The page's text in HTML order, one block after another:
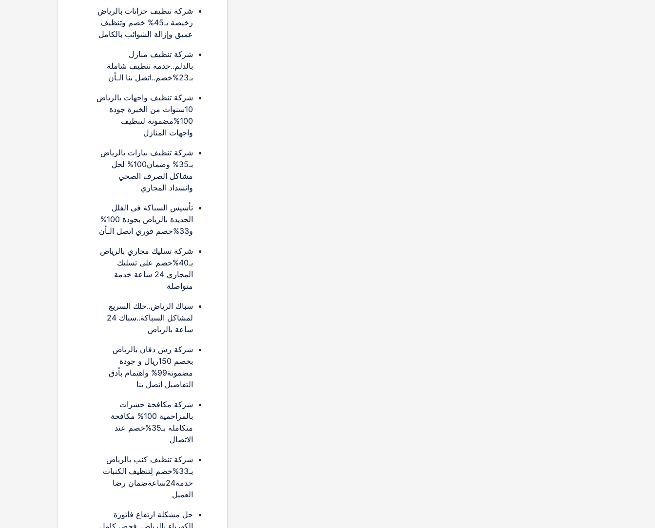
شركة تنظيف خزانات بالرياض
رخيصة بـ45% خصم وتنظيف
عميق وإزالة الشوائب بالكامل
شركة تنظيف منازل
بالدلم..خدمة تنظيف شاملة
بـ23%خصم..اتصل بنا الـأن
شركة تنظيف واجهات بالرياض
10سنوات من الخبرة جودة
100%مضمونة لتنظيف
واجهات المنازل
شركة تنظيف بيارات بالرياض
بـ35% وضمان100% لحل
مشاكل الصرف الصحي
وانسداد المجاري
تأسيس السباكة في الفلل
الجديدة بالرياض بجودة 100%
و33%خصم فوري اتصل الـأن
شركة تسليك مجاري بالرياض
بـ40%خصم على تسليك
المجاري 24 ساعة خدمة
متواصلة
سباك الرياض..حلك السريع
لمشاكل السباكة..سباك 24
ساعة بالرياض
شركة رش دفان بالرياض
بخصم 150ريال و جودة
مضمونة99% واهتمام بأدق
التفاصيل اتصل بنا
شركة مكافحة حشرات
بالمزاحمية 100% مكافحة
متكاملة بـ35%خصم عند
الاتصال
شركة تنظيف كنب بالرياض
بـ33%خصم لِتنظيف الكنبات
خدمة24ساعةضمان رضا
العميل
حل مشكلة ارتفاع فاتورة
الكهرباء بالرياض..فحص كامل